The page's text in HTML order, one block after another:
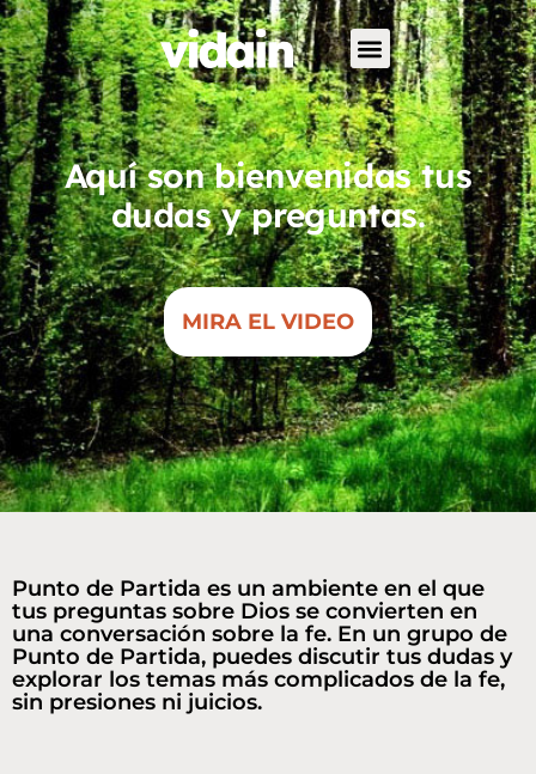
Aquí son bienvenidas tus
dudas y preguntas.
MIRA EL VIDEO
Punto de Partida es un ambiente en el que
tus preguntas sobre Dios se convierten en
una conversación sobre la fe. En un grupo de
Punto de Partida, puedes discutir tus dudas y
explorar los temas más complicados de la fe,
sin presiones ni juicios.